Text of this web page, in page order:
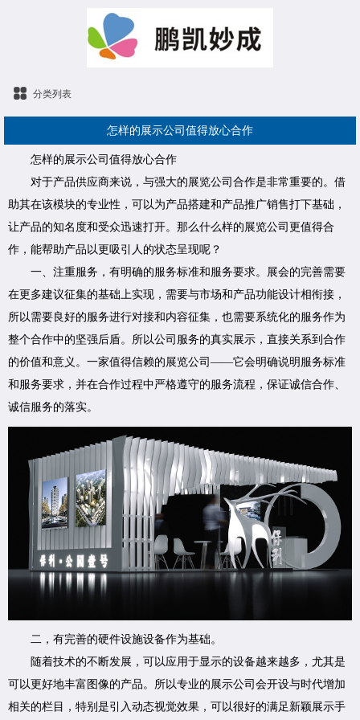
分类列表
怎样的展示公司值得放心合作
怎样的展示公司值得放心合作
对于产品供应商来说，与强大的展览公司合作是非常重要的。借
助其在该模块的专业性，可以为产品搭建和产品推广销售打下基础，
让产品的知名度和受众迅速打开。那么什么样的展览公司更值得合
作，能帮助产品以更吸引人的状态呈现呢？
一、注重服务，有明确的服务标准和服务要求。展会的完善需要
在更多建议征集的基础上实现，需要与市场和产品功能设计相衔接，
所以需要良好的服务进行对接和内容征集，也需要系统化的服务作为
整个合作中的坚强后盾。所以公司服务的真实展示，直接关系到合作
的价值和意义。一家值得信赖的展览公司——它会明确说明服务标准
和服务要求，并在合作过程中严格遵守的服务流程，保证诚信合作、
诚信服务的落实。
二，有完善的硬件设施设备作为基础。
随着技术的不断发展，可以应用于显示的设备越来越多，尤其是
可以更好地丰富图像的产品。所以专业的展示公司会开设与时代增加
相关的栏目，特别是引入动态视觉效果，可以很好的满足新颖展示手